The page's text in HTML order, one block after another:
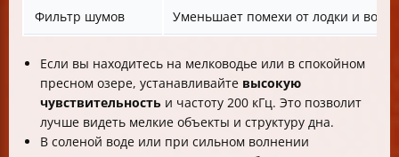
Фильтр шумов Уменьшает помехи от лодки и волн
Если вы находитесь на мелководье или в спокойном
пресном озере, устанавливайте высокую
чувствительность и частоту 200 кГц. Это позволит
лучше видеть мелкие объекты и структуру дна.
В соленой воде или при сильном волнении